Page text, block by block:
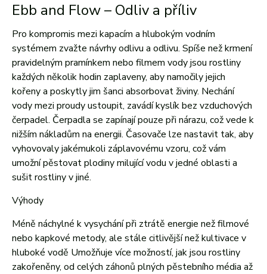
Ebb and Flow – Odliv a příliv
Pro kompromis mezi kapacím a hlubokým vodním
systémem zvažte návrhy odlivu a odlivu. Spíše než krmení
pravidelným pramínkem nebo filmem vody jsou rostliny
každých několik hodin zaplaveny, aby namočily jejich
kořeny a poskytly jim šanci absorbovat živiny. Nechání
vody mezi proudy ustoupit, zavádí kyslík bez vzduchových
čerpadel. Čerpadla se zapínají pouze při nárazu, což vede k
nižším nákladům na energii. Časovače lze nastavit tak, aby
vyhovovaly jakémukoli záplavovému vzoru, což vám
umožní pěstovat plodiny milující vodu v jedné oblasti a
sušit rostliny v jiné.
Výhody
Méně náchylné k vysychání při ztrátě energie než filmové
nebo kapkové metody, ale stále citlivější než kultivace v
hluboké vodě Umožňuje více možností, jak jsou rostliny
zakořeněny, od celých záhonů plných pěstebního média až